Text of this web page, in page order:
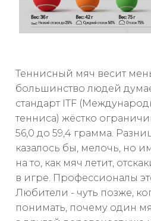
Теннисный мяч весит
большинство людей
стандарт ITF
тенниса) жёстко
56,0 до 59,4 грамма.
казалось бы, мелочь, но
на то, как мяч летит,
в игре. Профессионалы
Любители - чуть позже,
понимать, почему один